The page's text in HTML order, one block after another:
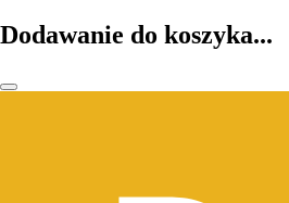
Dodawanie do koszyka...